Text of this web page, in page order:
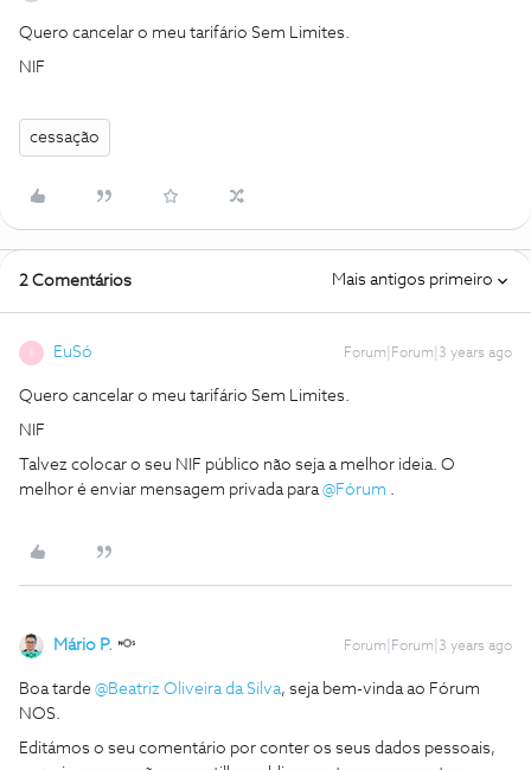
Quero cancelar o meu tarifário Sem Limites.
NIF
cessação
2 Comentários Mais antigos primeiro
EuSó Forum|Forum|3 years ago
Quero cancelar o meu tarifário Sem Limites.
NIF
Talvez colocar o seu NIF público não seja a melhor ideia. O
melhor é enviar mensagem privada para@Fórum .
Mário P. Forum|Forum|3 years ago
Boa tarde @Beatriz Oliveira da Silva, seja bem-vinda ao Fórum
NOS.
Editámos o seu comentário por conter os seus dados pessoais,